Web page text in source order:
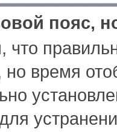
пояс,
но время